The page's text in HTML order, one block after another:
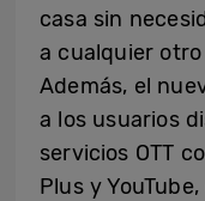
casa sin
a cualquier
Además, el
a los usuarios
servicios OTT
Plus y